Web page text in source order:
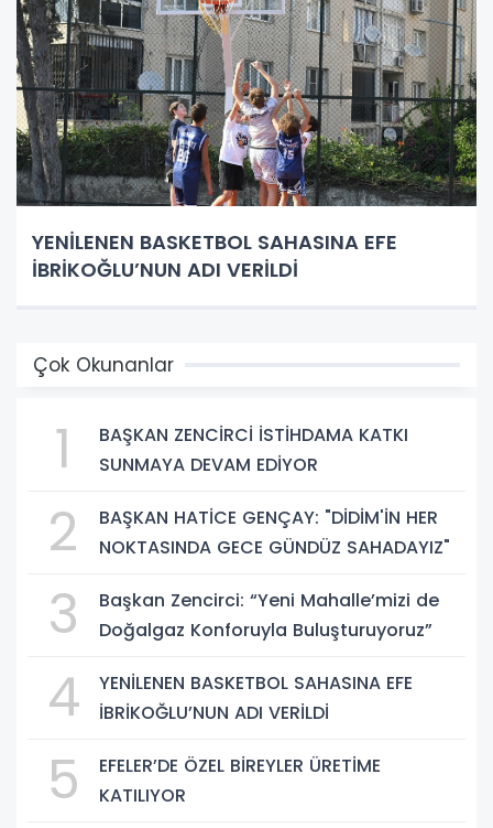
YENİLENEN BASKETBOL SAHASINA EFE
İBRİKOĞLU’NUN ADI VERİLDİ
Çok Okunanlar
1
BAŞKAN ZENCİRCİ İSTİHDAMA KATKI
SUNMAYA DEVAM EDİYOR
2
BAŞKAN HATİCE GENÇAY: "DİDİM'İN HER
NOKTASINDA GECE GÜNDÜZ SAHADAYIZ"
3
Başkan Zencirci: “Yeni Mahalle’mizi de
Doğalgaz Konforuyla Buluşturuyoruz”
4
YENİLENEN BASKETBOL SAHASINA EFE
İBRİKOĞLU’NUN ADI VERİLDİ
5
EFELER’DE ÖZEL BİREYLER ÜRETİME
KATILIYOR